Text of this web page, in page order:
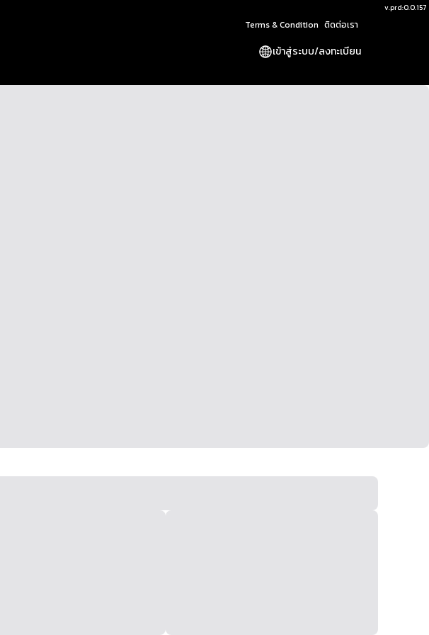
v.prd:0.0.157
Terms & Condition ติดต่อเรา
เข้าสู่ระบบ/ลงทะเบียน